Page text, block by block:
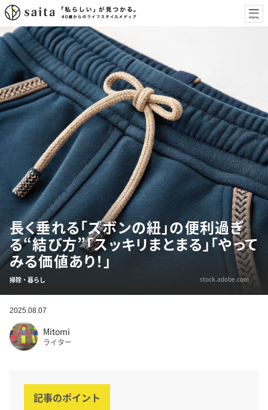
長く垂れる「ズボンの紐」の便利過ぎ
る“結び方”「スッキリまとまる」「やって
みる価値あり！」
掃除・暮らし stock.adobe.com
2025.08.07
Mitomi
ライター
記事のポイント